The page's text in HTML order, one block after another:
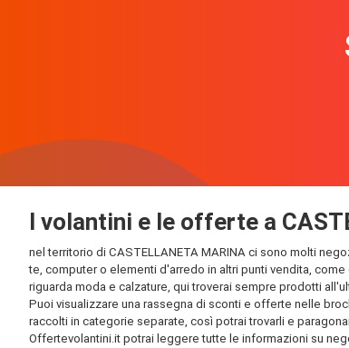
I volantini e le offerte a
nel territorio di CASTELLANETA MARINA ci sono molti
te, computer o elementi d'arredo in altri punti vendita,
riguarda moda e calzature, qui troverai sempre prodotti
Puoi visualizzare una rassegna di sconti e offerte nelle
raccolti in categorie separate, così potrai trovarli e
Offertevolantini.it potrai leggere tutte le informazioni su